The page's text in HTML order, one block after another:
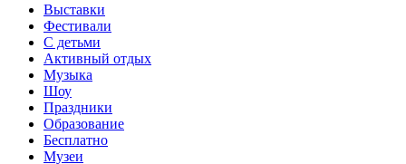
Выставки
Фестивали
С детьми
Активный отдых
Музыка
Шоу
Праздники
Образование
Бесплатно
Музеи